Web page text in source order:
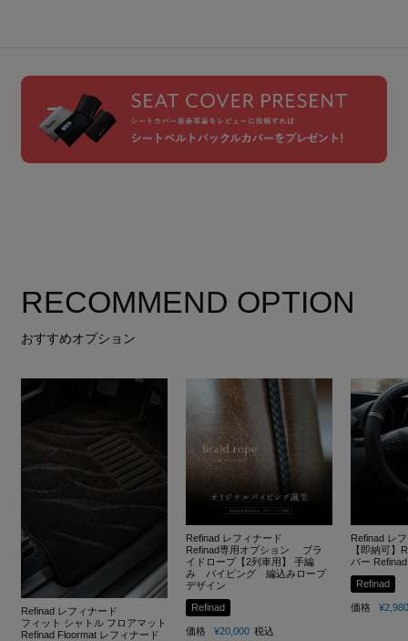
RECOMMEND OPTION
おすすめオプション
Refinad レフィナード
フィット シャトル フロアマット
Refinad Floormat レフィナード
Refinad レフィナード
Refinad専用オプション ブラ
イドロープ【2列車用】 手編
み パイピング 編込みロープ
デザイン
Refinad
価格 ¥20,000 税込
Refinad レ
【即納可】
バー
Refinad
価格 ¥2,980